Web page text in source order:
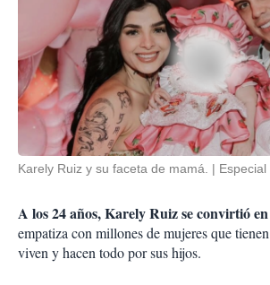
Karely Ruiz y su faceta de mamá. Especial
A los 24 años, Karely Ruiz se convirtió
empatiza con millones de mujeres que
viven y hacen todo por sus hijos.